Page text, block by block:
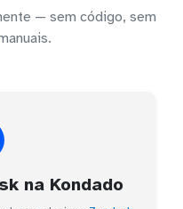
— sem código, sem
na Kondado